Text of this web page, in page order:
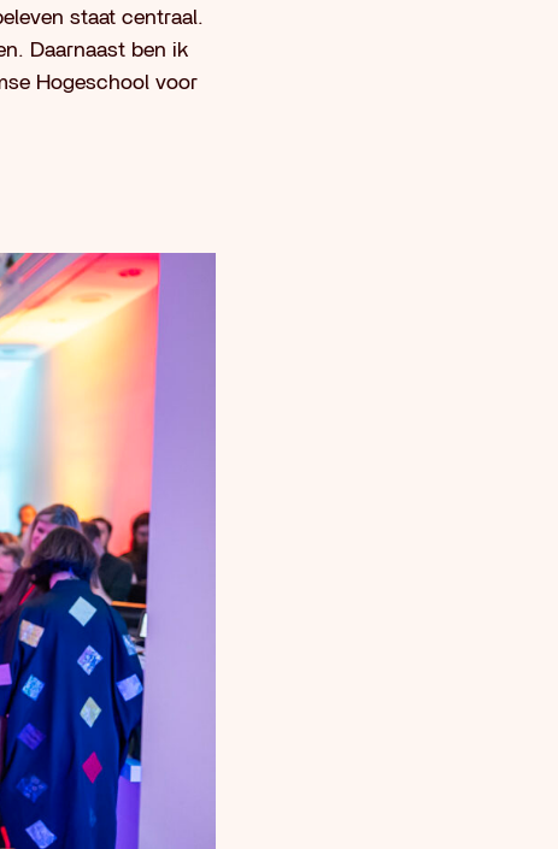
staat centraal.
Daarnaast ben ik
Hogeschool voor